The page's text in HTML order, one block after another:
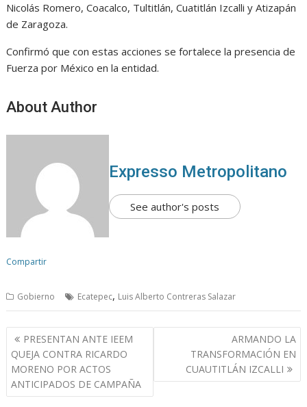
Nicolás Romero, Coacalco, Tultitlán, Cuatitlán Izcalli y Atizapán
de Zaragoza.
Confirmó que con estas acciones se fortalece la presencia de
Fuerza por México en la entidad.
About Author
Expresso Metropolitano
See author's posts
Compartir
Gobierno Ecatepec, Luis Alberto Contreras Salazar
N
a
v
e
PRESENTAN ANTE IEEM
QUEJA CONTRA RICARDO
MORENO POR ACTOS
ANTICIPADOS DE CAMPAÑA
ARMANDO LA
TRANSFORMACIÓN EN
CUAUTITLÁN IZCALLI